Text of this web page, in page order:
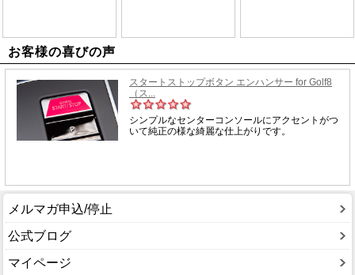
お客様の喜びの声
メルマガ申込/停止
公式ブログ
マイページ